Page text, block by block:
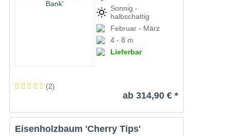
Sonnig -
halbschattig
Februar - März
4 - 8 m
Lieferbar
(2)
ab 314,90 € *
Eisenholzbaum 'Cherry Tips'